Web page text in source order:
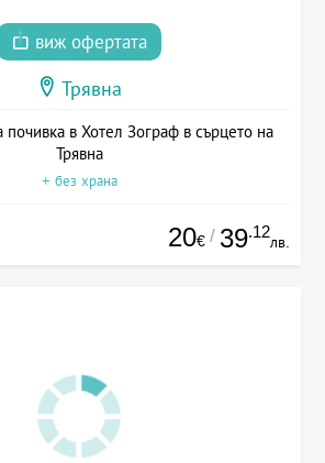
виж офертата
Трявна
почивка в Хотел Зограф в сърцето на
Трявна
+ без храна
20€ / 39.12
лв.